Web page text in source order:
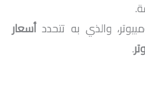
والذي به تتحدد أسعار
.